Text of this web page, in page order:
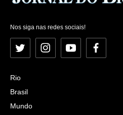
Nos siga nas redes sociais!
Twitter InstagramYouTubeFacebook
Rio
Brasil
Mundo